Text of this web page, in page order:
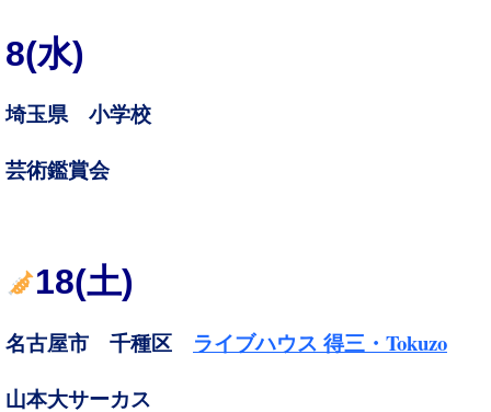
8(水)
埼玉県 小学校
芸術鑑賞会
18(土)
名古屋市 千種区 ライブハウス 得三・ Tokuzo
山本大サーカス